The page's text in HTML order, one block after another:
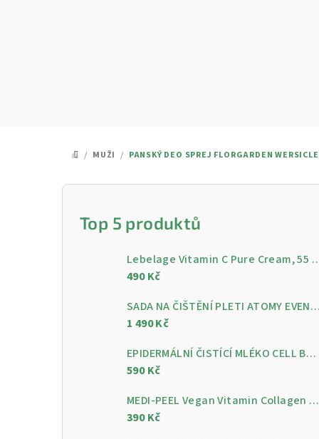
DOMŮ
/ MUŽI / PANSKÝ DEO SPREJ FLORGARDEN
P
Top 5 produktů
Lebelage Vitamin C Pure Cream, 55
490 Kč
SADA NA ČIŠTĚNÍ PLETI ATOMY EVENING CARE - 4 KROKY PRO ČISTOU A ZÁŘIVOU PLEŤ
1 490 Kč
EPIDERMÁLNÍ ČISTÍCÍ MLÉKO CELL BY CELL Epidermal Cleansing Milk 200 ml
590 Kč
MEDI-PEEL Vegan Vitamin Collagen Clear, 300 ml
390 Kč